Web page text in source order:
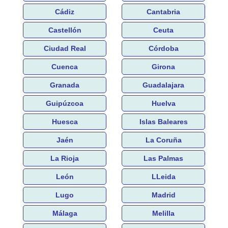
Cádiz Cantabria
Castellón Ceuta
Ciudad Real Córdoba
Cuenca Girona
Granada Guadalajara
Guipúzcoa Huelva
Huesca Islas Baleares
Jaén La Coruña
La Rioja Las Palmas
León LLeida
Lugo Madrid
Málaga Melilla